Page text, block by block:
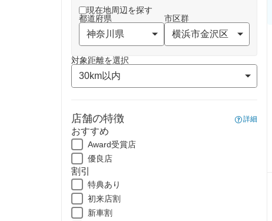
現在地周辺を探す
都道府県
市区群
対象距離を選択
店舗の特徴 詳細
おすすめ
Award受賞店
優良店
割引
特典あり
初来店割
新車割